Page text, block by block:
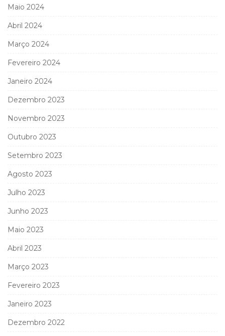
Maio 2024
Abril 2024
Março 2024
Fevereiro 2024
Janeiro 2024
Dezembro 2023
Novembro 2023
Outubro 2023
Setembro 2023
Agosto 2023
Julho 2023
Junho 2023
Maio 2023
Abril 2023
Março 2023
Fevereiro 2023
Janeiro 2023
Dezembro 2022